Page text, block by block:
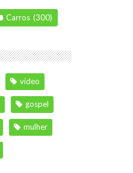
Carros (300)
vídeo
gospel
mulher